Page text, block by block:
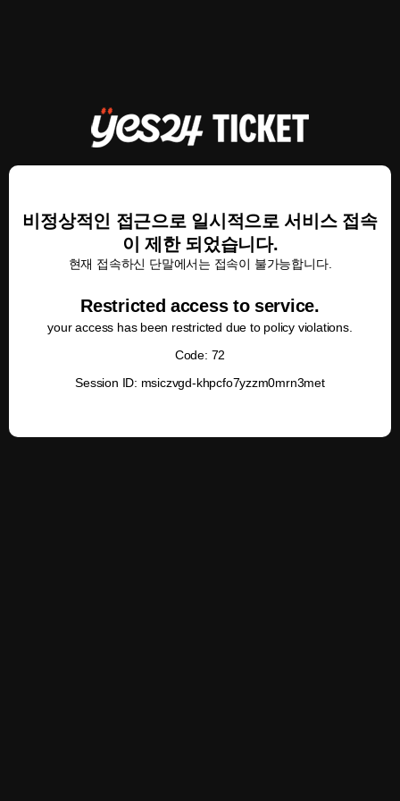
비정상적인 접근으로 일시적으로 서비스 접속
이 제한 되었습니다.
현재 접속하신 단말에서는 접속이 불가능합니다.
Restricted access to service.
your access has been restricted due to policy violations.
Code: 72
Session ID: msiczvgd-khpcfo7yzzm0mrn3met